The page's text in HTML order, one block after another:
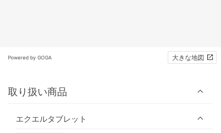
Powered by GOGA 大きな地図
取り扱い商品
エクエルタブレット